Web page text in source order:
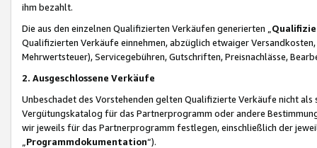
ihm bezahlt.
Die aus den einzelnen Qualifizierten Verkäufen generierten „
Qualifizierten Verkäufe einnehmen, abzüglich etwaiger
Mehrwertsteuer), Servicegebühren, Gutschriften, Preisnachlässe,
2. Ausgeschlossene Verkäufe
Unbeschadet des Vorstehenden gelten Qualifizierte Verkäufe nicht
Vergütungskatalog für das Partnerprogramm oder andere
wir jeweils für das Partnerprogramm festlegen, einschließlich der
Programmdokumentation“).